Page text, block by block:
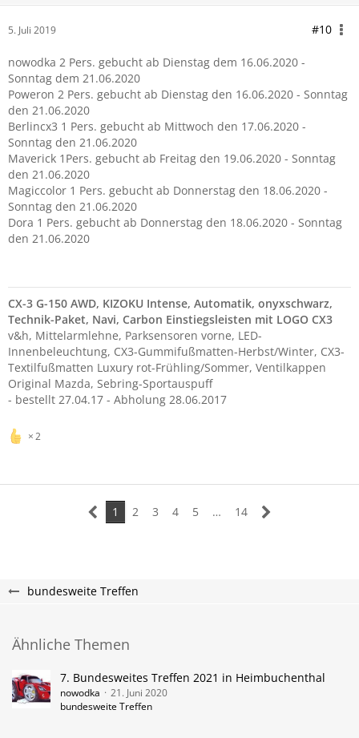
5. Juli 2019 #10
nowodka 2 Pers. gebucht ab Dienstag dem 16.06.2020 -
Sonntag dem 21.06.2020
Poweron 2 Pers. gebucht ab Dienstag den 16.06.2020 - Sonntag
den 21.06.2020
Berlincx3 1 Pers. gebucht ab Mittwoch den 17.06.2020 -
Sonntag den 21.06.2020
Maverick 1Pers. gebucht ab Freitag den 19.06.2020 - Sonntag
den 21.06.2020
Magiccolor 1 Pers. gebucht ab Donnerstag den 18.06.2020 -
Sonntag den 21.06.2020
Dora 1 Pers. gebucht ab Donnerstag den 18.06.2020 - Sonntag
den 21.06.2020
CX-3 G-150 AWD, KIZOKU Intense, Automatik, onyxschwarz,
Technik-Paket, Navi, Carbon Einstiegsleisten mit LOGO CX3
v&h, Mittelarmlehne, Parksensoren vorne, LED-
Innenbeleuchtung, CX3-Gummifußmatten-Herbst/Winter, CX3-
Textilfußmatten Luxury rot-Frühling/Sommer, Ventilkappen
Original Mazda, Sebring-Sportauspuff
- bestellt 27.04.17 - Abholung 28.06.2017
2
1 2 3 4 5 … 14
bundesweite Treffen
Ähnliche Themen
7. Bundesweites Treffen 2021 in Heimbuchenthal
nowodka
21. Juni 2020
bundesweite Treffen